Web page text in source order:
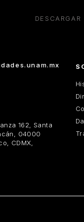
162, Santa
04000
CDMX,